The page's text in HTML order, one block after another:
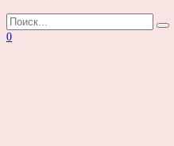
Search
for:
0